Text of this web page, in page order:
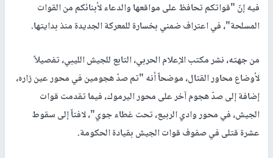
فيه إنّ "قواتكم تحافظ على مواقعها والدعاء لأبنائكم من القوات
المسلحة"، في اعتراف ضمني بخسارة للمعركة الجديدة منذ بدايتها.
من جهته، نشر مكتب الإعلام الحربي، التابع للجيش الليبي، تفصيلاً
لأوضاع محاور القتال، موضحاً أنه "تم صدّ هجومين في محور عين زاره،
إضافة إلى صدّ هجوم آخر على محور اليرموك، فيما تقدمت قوات
الجيش، في محور وادي الربيع، تحت غطاء جوي"، لافتاً إلى سقوط
عشرة قتلى في صفوف قوات الجيش بقيادة الحكومة.